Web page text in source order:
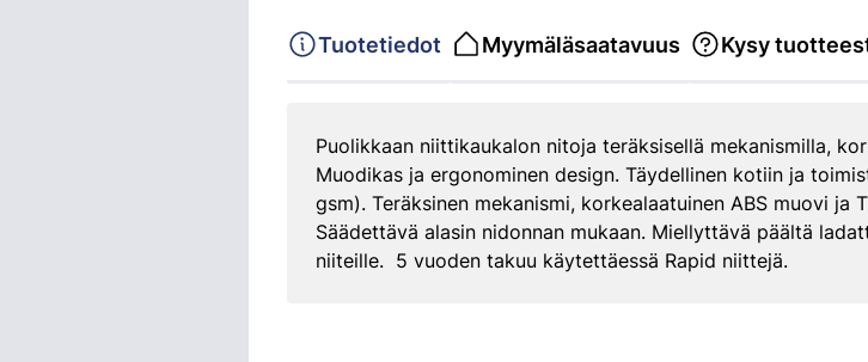
Tuotetiedot Myymäläsaatavuus Kysy
Puolikkaan niittikaukalon nitoja teräksisellä mekanismilla,
Muodikas ja ergonominen design. Täydellinen kotiin ja
gsm). Teräksinen mekanismi, korkealaatuinen ABS muovi ja
Säädettävä alasin nidonnan mukaan. Miellyttävä päältä
niiteille. 5 vuoden takuu käytettäessä Rapid niittejä.